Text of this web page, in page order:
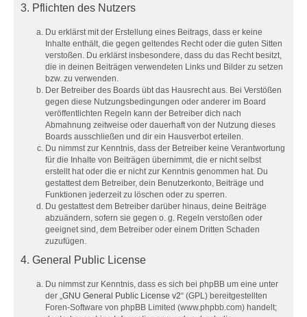
3. Pflichten des Nutzers
Du erklärst mit der Erstellung eines Beitrags, dass er keine
Inhalte enthält, die gegen geltendes Recht oder die guten Sitten
verstoßen. Du erklärst insbesondere, dass du das Recht besitzt,
die in deinen Beiträgen verwendeten Links und Bilder zu setzen
bzw. zu verwenden.
Der Betreiber des Boards übt das Hausrecht aus. Bei Verstößen
gegen diese Nutzungsbedingungen oder anderer im Board
veröffentlichten Regeln kann der Betreiber dich nach
Abmahnung zeitweise oder dauerhaft von der Nutzung dieses
Boards ausschließen und dir ein Hausverbot erteilen.
Du nimmst zur Kenntnis, dass der Betreiber keine Verantwortung
für die Inhalte von Beiträgen übernimmt, die er nicht selbst
erstellt hat oder die er nicht zur Kenntnis genommen hat. Du
gestattest dem Betreiber, dein Benutzerkonto, Beiträge und
Funktionen jederzeit zu löschen oder zu sperren.
Du gestattest dem Betreiber darüber hinaus, deine Beiträge
abzuändern, sofern sie gegen o. g. Regeln verstoßen oder
geeignet sind, dem Betreiber oder einem Dritten Schaden
zuzufügen.
4. General Public License
Du nimmst zur Kenntnis, dass es sich bei phpBB um eine unter
der „GNU General Public License v2“ (GPL) bereitgestellten
Foren-Software von phpBB Limited (www.phpbb.com) handelt;